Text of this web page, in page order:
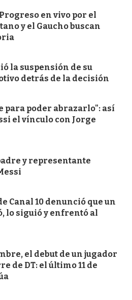
en vivo por el
y el Gaucho buscan
la suspensión de su
detrás de la decisión
para poder abrazarlo": así
el vínculo con Jorge
y representante
Canal 10 denunció que un
lo siguió y enfrentó al
el debut de un jugador
de DT: el último 11 de